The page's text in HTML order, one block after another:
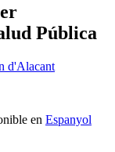
Pública
d'Alacant
en Espanyol